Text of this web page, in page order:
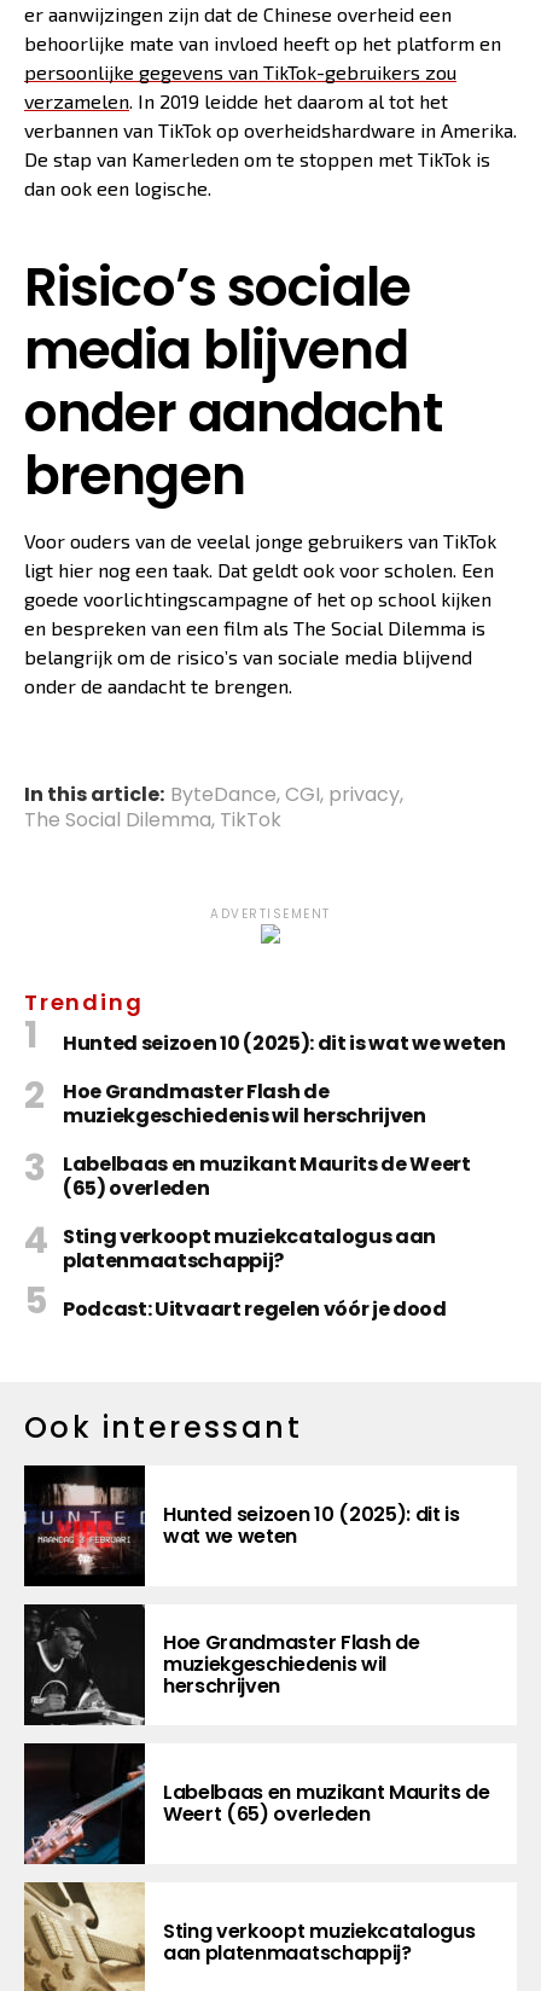
er aanwijzingen zijn dat de Chinese overheid een
behoorlijke mate van invloed heeft op het platform en
persoonlijke gegevens van TikTok-gebruikers zou
verzamelen. In 2019 leidde het daarom al tot het
verbannen van TikTok op overheidshardware in Amerika.
De stap van Kamerleden om te stoppen met TikTok is
dan ook een logische.
Risico’s sociale
media blijvend
onder aandacht
brengen
Voor ouders van de veelal jonge gebruikers van TikTok
ligt hier nog een taak. Dat geldt ook voor scholen. Een
goede voorlichtingscampagne of het op school kijken
en bespreken van een film als The Social Dilemma is
belangrijk om de risico’s van sociale media blijvend
onder de aandacht te brengen.
In this article: ByteDance,CGI, privacy,
The Social Dilemma, TikTok
ADVERTISEMENT
Trending
Hunted seizoen 10 (2025): dit is wat we weten
Hoe Grandmaster Flash de
muziekgeschiedenis wil herschrijven
Labelbaas en muzikant Maurits de Weert
(65) overleden
Sting verkoopt muziekcatalogus aan
platenmaatschappij?
Podcast: Uitvaart regelen vóór je dood
Ook interessant
Hunted seizoen 10 (2025): dit is
wat we weten
Hoe Grandmaster Flash de
muziekgeschiedenis wil
herschrijven
Labelbaas en muzikant Maurits de
Weert (65) overleden
Sting verkoopt muziekcatalogus
aan platenmaatschappij?